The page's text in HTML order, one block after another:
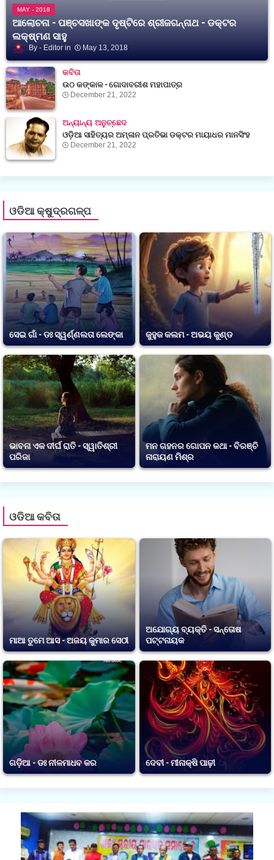
MAY - 2018
ଆଲୋଚନା - ପଞ୍ଚସଖାଙ୍କ ଦୃଷ୍ଟିରେ ଶ୍ରୀଜଗନ୍ନାଥ - ଡକ୍ଟର
ଲକ୍ଷ୍ମଣ ସାହୁ
Editor May 13, 2018
କବିତା
ଉଠ କଙ୍କାଳ - ଗୋଦାବରୀଶ ମହାପାତ୍ର
December 21, 2022
ଅନ୍ୟାନ୍ୟ ଅନୁଚ୍ଛେଦ
ଓଡ଼ିଆ ସାହିତ୍ୟର ଅମ୍ଳାନ ପ୍ରତିଭା ଡକ୍ଟର ମାୟାଧର ମାନସିଂହ
December 21, 2022
ଓଡିଆ କ୍ଷୁଦ୍ରଗଳ୍ପ
ସେଇ ଗାଁ - ଡଃ ସ୍ୱର୍ଣ୍ଣଲତା ଲେଙ୍କା କୁହୁକ କଲମ - ଅଭୟ କୁଣ୍ଡ
ଭାବନା ଏକ ଦୀର୍ଘ ରାତି - ସ୍ୱାତିଶ୍ରୀ
ପରିଜା
ମନ ଗହନର ଗୋପନ କଥା - ବିରଞ୍ଚି
ନାରାୟଣ ମିଶ୍ର
ଓଡିଆ କବିତା
ମାଆ ତୁମେ ଆସ - ଅଜୟ କୁମାର ସେଠୀ
ଅଯୋଗ୍ୟ ବ୍ୟକ୍ତି - ସନ୍ତୋଷ
ପଟ୍ଟନାୟକ
ଗଡ଼ିଆ - ଡଃ ନୀଳମାଧବ କର ଦେବୀ - ମୀନାକ୍ଷି ପାଢ଼ୀ